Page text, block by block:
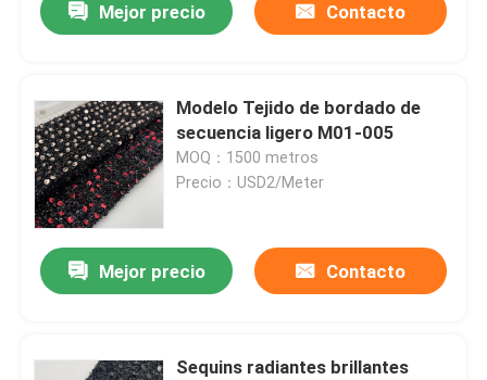
Mejor precio Contacto
Modelo Tejido de bordado de
secuencia ligero M01-005
MOQ：1500 metros
Precio：USD2/Meter
Mejor precio Contacto
Sequins radiantes brillantes